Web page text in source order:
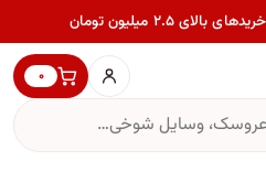
۲.۵ میلیون تومان
۰